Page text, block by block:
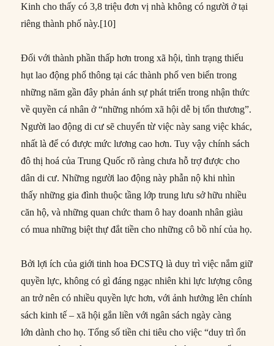
Kinh cho thấy có 3,8 triệu đơn vị nhà không có người ở tại
riêng thành phố này.[10]
Đối với thành phần thấp hơn trong xã hội, tình trạng thiếu
hụt lao động phổ thông tại các thành phố ven biển trong
những năm gần đây phản ánh sự phát triển trong nhận thức
về quyền cá nhân ở “những nhóm xã hội dễ bị tổn thương”.
Người lao động di cư sẽ chuyển từ việc này sang việc khác,
nhất là để có được mức lương cao hơn. Tuy vậy chính sách
đô thị hoá của Trung Quốc rõ ràng chưa hỗ trợ được cho
dân di cư. Những người lao động này phẫn nộ khi nhìn
thấy những gia đình thuộc tầng lớp trung lưu sở hữu nhiều
căn hộ, và những quan chức tham ô hay doanh nhân giàu
có mua những biệt thự đắt tiền cho những cô bồ nhí của họ.
Bởi lợi ích của giới tinh hoa ĐCSTQ là duy trì việc nắm giữ
quyền lực, không có gì đáng ngạc nhiên khi lực lượng công
an trở nên có nhiều quyền lực hơn, với ảnh hưởng lên chính
sách kinh tế – xã hội gắn liền với ngân sách ngày càng
lớn dành cho họ. Tổng số tiền chi tiêu cho việc “duy trì ổn